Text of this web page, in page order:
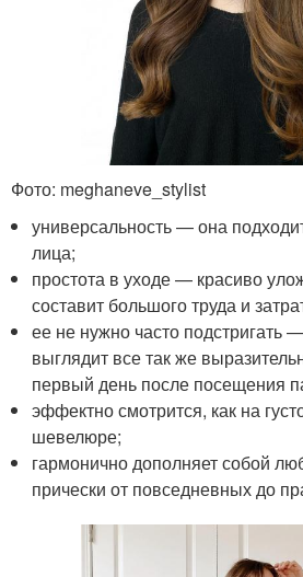
Фото: meghaneve_stylist
универсальность — она
лица;
простота в уходе — красиво
составит большого труда и
ее не нужно часто подстригать
выглядит все так же
первый день после посещения
эффектно смотрится, как на
шевелюре;
гармонично дополняет собой
прически от повседневных до